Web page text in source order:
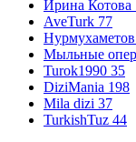
Ирина Котова
AveTurk 77
Нурмухаметов
Мыльные
Turok1990 35
DiziMania 198
Mila dizi 37
TurkishTuz 44